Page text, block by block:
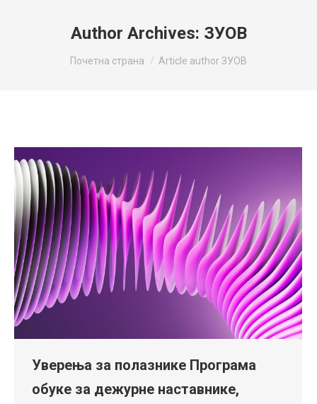
Author Archives: ЗУОВ
You are here:
Почетна страна Article author ЗУОВ
Уверења за полазнике Програмa
обуке за дежурне наставнике,